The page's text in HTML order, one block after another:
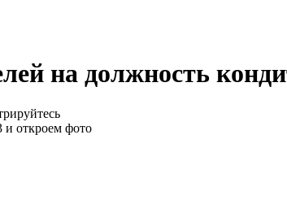
на должность
и откроем фото